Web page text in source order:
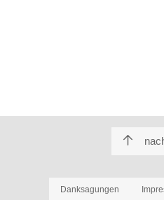
Danksagungen